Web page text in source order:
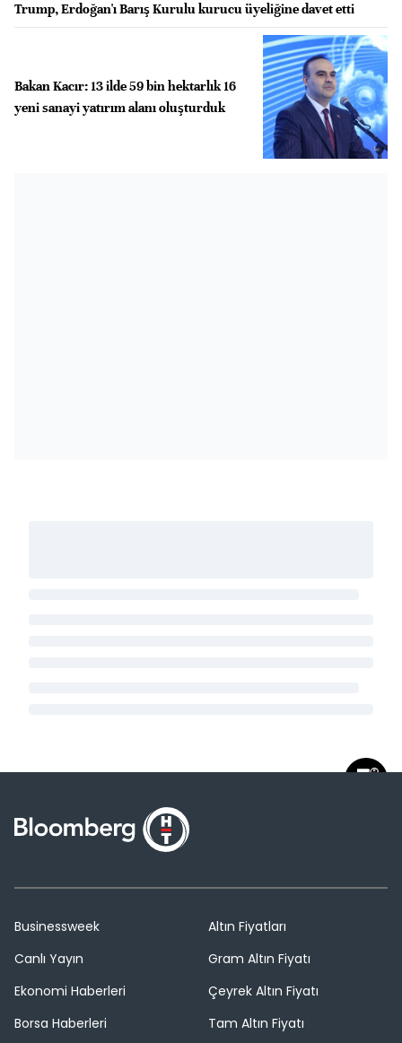
Trump, Erdoğan'ı Barış Kurulu kurucu üyeliğine davet etti
Bakan Kacır: 13 ilde 59 bin hektarlık 16
yeni sanayi yatırım alanı oluşturduk
Businessweek
Canlı Yayın
Ekonomi Haberleri
Borsa Haberleri
Altın Fiyatları
Gram Altın Fiyatı
Çeyrek Altın Fiyatı
Tam Altın Fiyatı